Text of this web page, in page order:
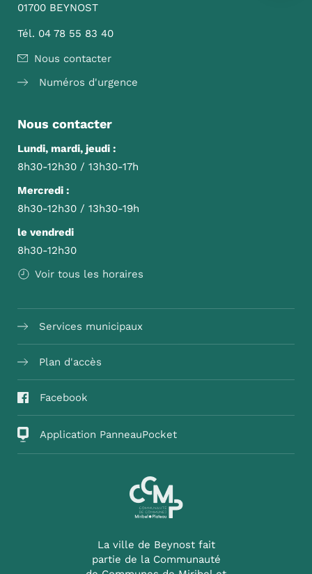
01700 BEYNOST
Tél. 04 78 55 83 40
Nous contacter
Numéros d'urgence
Nous contacter
Lundi, mardi, jeudi :
8h30-12h30 / 13h30-17h
Mercredi :
8h30-12h30 / 13h30-19h
le vendredi
8h30-12h30
Voir tous les horaires
Services municipaux
Plan d'accès
Facebook
Application PanneauPocket
La ville de Beynost fait
partie de la Communauté